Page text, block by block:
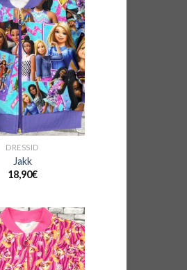
DRESSID
Jakk
18,90€